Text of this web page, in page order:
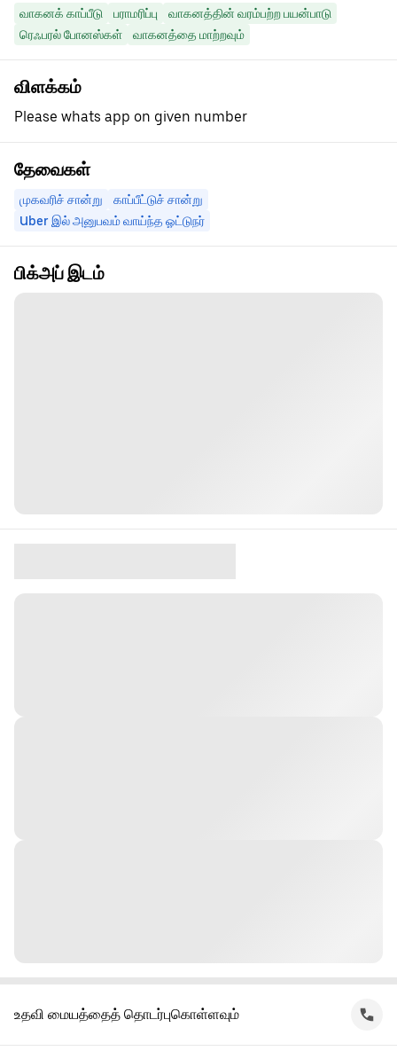
வாகனக் காப்பீடு பராமரிப்பு
வாகனத்தின் வரம்பற்ற பயன்பாடு
ரெஃபரல் போனஸ்கள்
வாகனத்தை மாற்றவும்
விளக்கம்
Please whats app on given number
தேவைகள்
முகவரிச் சான்று
காப்பீட்டுச் சான்று
Uber இல் அனுபவம் வாய்ந்த ஓட்டுநர்
பிக்அப் இடம்
உதவி மையத்தைத் தொடர்புகொள்ளவும்